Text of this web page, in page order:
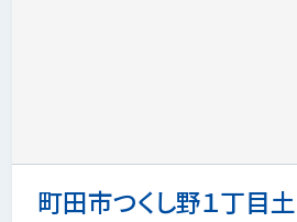
町田市つくし野１丁目